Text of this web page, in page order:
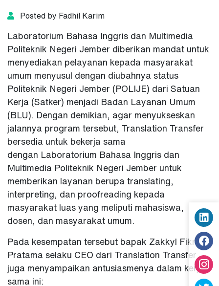
Posted by Fadhil Karim
Laboratorium Bahasa Inggris dan Multimedia
Politeknik Negeri Jember diberikan mandat untuk
menyediakan pelayanan kepada masyarakat
umum menyusul dengan diubahnya status
Politeknik Negeri Jember (POLIJE) dari Satuan
Kerja (Satker) menjadi Badan Layanan Umum
(BLU). Dengan demikian, agar menyukseskan
jalannya program tersebut, Translation Transfer
bersedia untuk bekerja sama
dengan Laboratorium Bahasa Inggris dan
Multimedia Politeknik Negeri Jember untuk
memberikan layanan berupa translating,
interpreting, dan proofreading kepada
masyarakat luas yang meliputi mahasiswa,
dosen, dan masyarakat umum.
Pada kesempatan tersebut bapak Zakkyl Fikri
Pratama selaku CEO dari Translation Transfer
juga menyampaikan antusiasmenya dalam kerja
sama ini: